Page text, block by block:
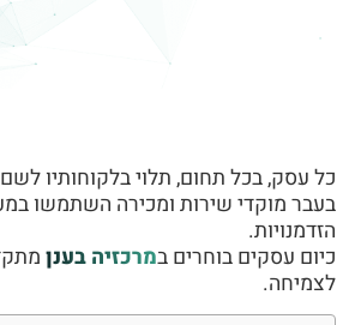
כל עסק, בכל תחום, תלוי בלקוחותיו
בעבר מוקדי שירות ומכירה השתמשו
הזדמנויות.
כיום עסקים בוחרים במרכזיה בענן
לצמיחה.